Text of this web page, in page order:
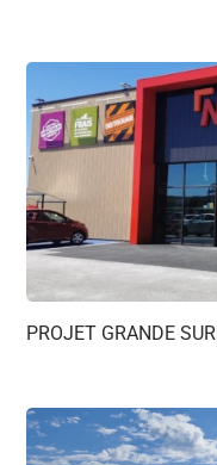
PROJET GRANDE